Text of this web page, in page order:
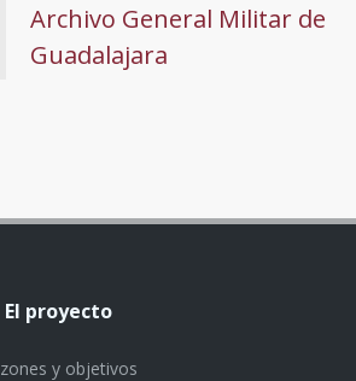
Archivo General Militar de
Guadalajara
El proyecto
y objetivos